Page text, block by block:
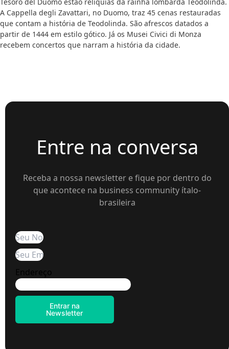
A Cappella degli Zavattari, no Duomo, traz 45 cenas restauradas
que contam a história de Teodolinda. São afrescos datados a
partir de 1444 em estilo gótico. Já os Musei Civici di Monza
recebem concertos que narram a história da cidade.
Entre na conversa
Receba a nossa newsletter e fique por dentro do
que acontece na business community ítalo-
brasileira
Endereço
Entrar na
Newsletter